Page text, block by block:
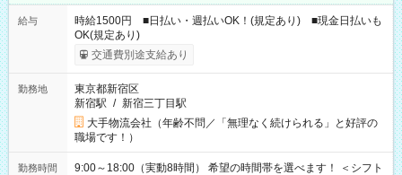
給与
時給1500円 ■日払い・週払いOK！(規定あり) ■現金日払いも
OK(規定あり)
交通費別途支給あり
勤務地
東京都新宿区
新宿駅 / 新宿三丁目駅
大手物流会社（年齢不問／「無理なく続けられる」と好評の
職場です！）
勤務時間
9:00～18:00（実動8時間） 希望の時間帯を選べます！ ＜シフト